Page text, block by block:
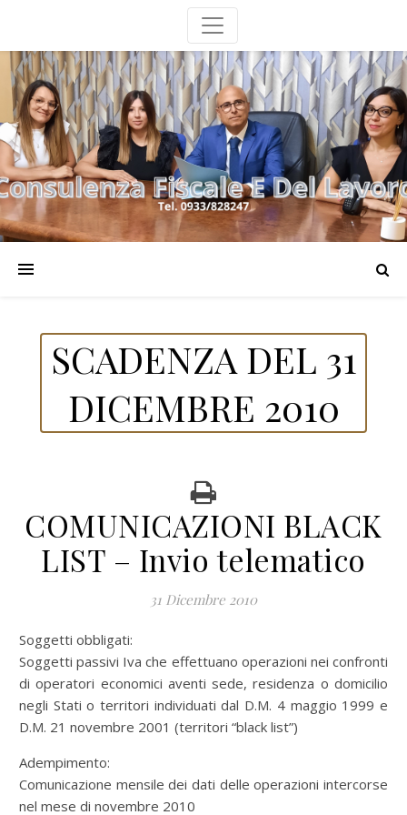
SCADENZA DEL 31
DICEMBRE 2010
COMUNICAZIONI BLACK
LIST – Invio telematico
31 Dicembre 2010
Soggetti obbligati:
Soggetti passivi Iva che effettuano operazioni nei confronti
di operatori economici aventi sede, residenza o domicilio
negli Stati o territori individuati dal D.M. 4 maggio 1999 e
D.M. 21 novembre 2001 (territori “black list”)
Adempimento:
Comunicazione mensile dei dati delle operazioni intercorse
nel mese di novembre 2010